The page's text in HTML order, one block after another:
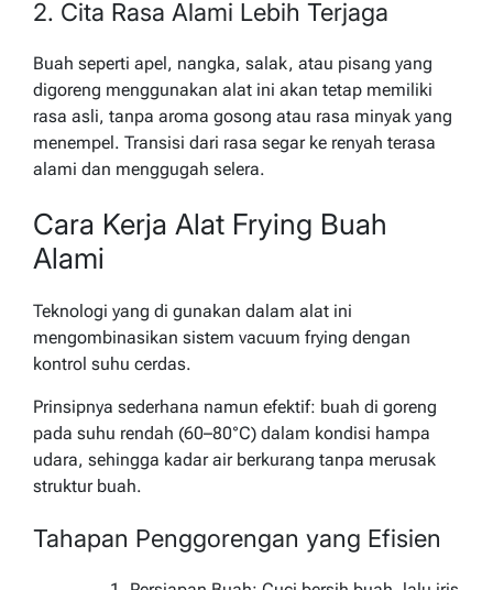
2. Cita Rasa Alami Lebih Terjaga
Buah seperti apel, nangka, salak, atau pisang yang
digoreng menggunakan alat ini akan tetap memiliki
rasa asli, tanpa aroma gosong atau rasa minyak yang
menempel. Transisi dari rasa segar ke renyah terasa
alami dan menggugah selera.
Cara Kerja Alat Frying Buah
Alami
Teknologi yang di gunakan dalam alat ini
mengombinasikan sistem vacuum frying dengan
kontrol suhu cerdas.
Prinsipnya sederhana namun efektif: buah di goreng
pada suhu rendah (60–80°C) dalam kondisi hampa
udara, sehingga kadar air berkurang tanpa merusak
struktur buah.
Tahapan Penggorengan yang Efisien